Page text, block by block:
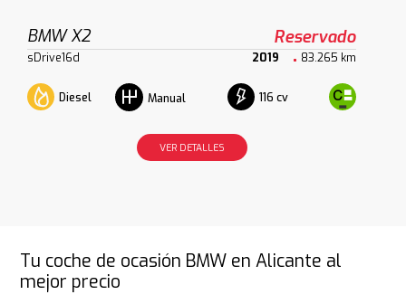
BMW X2 Reservado
sDrive16d 2019 83.265 km
Diesel Manual 116 cv
VER DETALLES
Tu coche de ocasión BMW en Alicante al
mejor precio